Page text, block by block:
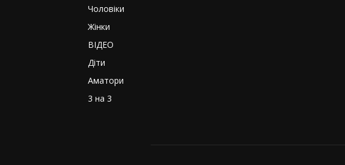
Чоловіки
Жінки
ВІДЕО
Діти
Аматори
3 на 3